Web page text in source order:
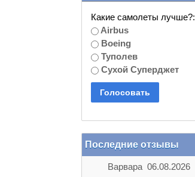
Какие самолеты лучше?:
Airbus
Boeing
Туполев
Сухой Суперджет
Последние отзывы
Варвара 06.08.2026